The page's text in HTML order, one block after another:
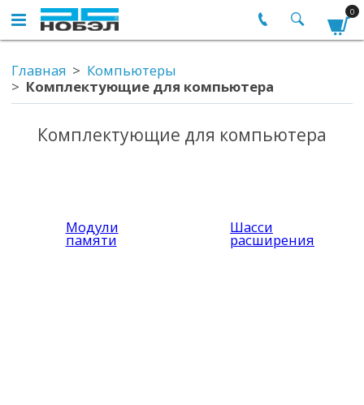
0
Главная
Компьютеры
Комплектующие для компьютера
Комплектующие для компьютера
Модули
памяти
Шасси
расширения